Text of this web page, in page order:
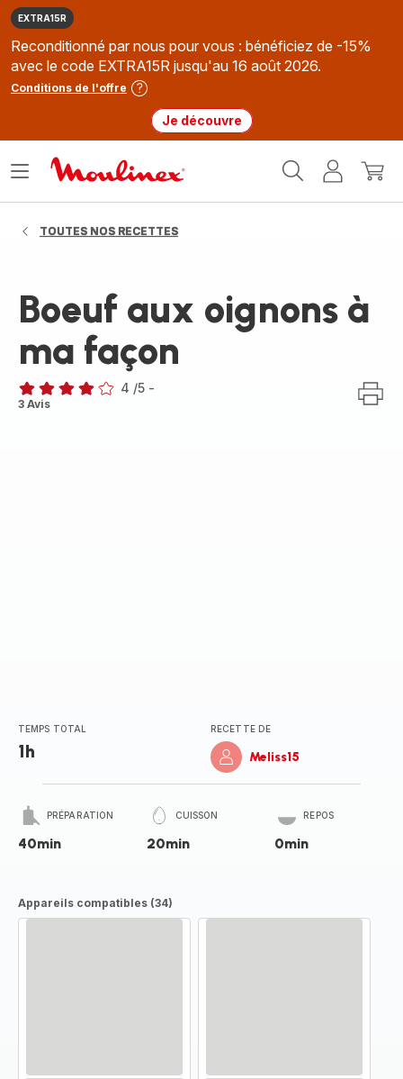
EXTRA15R
Reconditionné par nous pour vous : bénéficiez de -15%
avec le code EXTRA15R jusqu'au 16 août 2026.
Conditions de l'offre
Je découvre
MonMon
Ouvrir
TOUTES NOS RECETTES
Boeuf aux oignons à
ma façon
Avis
4 /5 -
3 Avis
TEMPS TOTAL
1h
RECETTE DE
Meliss15
PRÉPARATION
40min
CUISSON
20min
REPOS
0min
Appareils compatibles (34)